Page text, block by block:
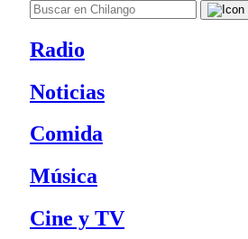
Radio
Noticias
Comida
Música
Cine y TV